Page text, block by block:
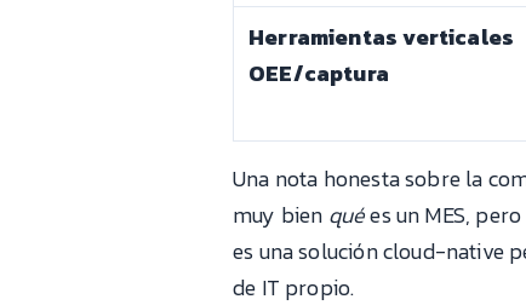
Herramientas verticales
OEE/captura
Una nota honesta sobre la
muy bien quées un MES,
es una solución cloud-native
de IT propio.